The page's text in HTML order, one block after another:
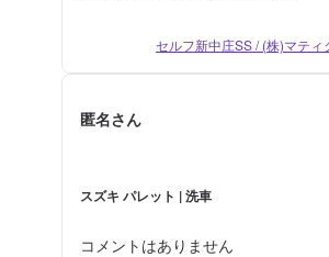
セルフ新中庄SS / (株)マテ
匿名さん
スズキ パレット | 洗車
コメントはありません